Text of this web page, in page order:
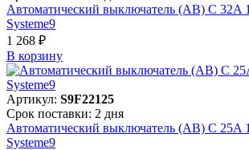
Автоматический выключатель (АВ) C 32A
Systeme9
1 268 ₽
В корзинy
Артикул: S9F22125
Срок поставки: 2 дня
Автоматический выключатель (АВ) C 25A
Systeme9